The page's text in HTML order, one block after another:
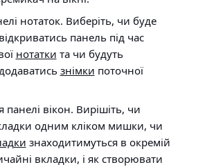
нотаток. Виберіть, чи буде
панель під час
нотатки та чи будуть
знімки поточної
вікон. Вирішіть, чи
одним кліком мишки, чи
знаходитимуться в окремій
вкладки, і як створювати